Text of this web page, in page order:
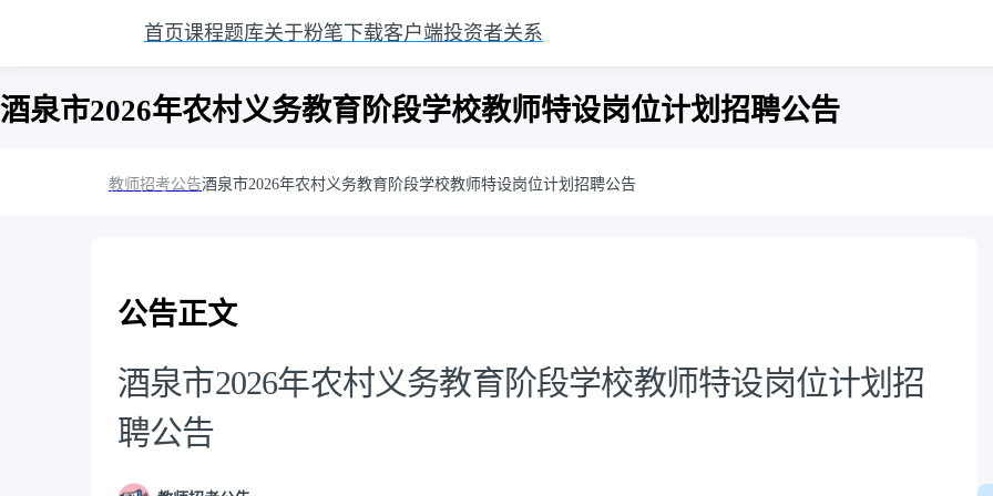
首页课程题库关于粉笔 下载客户端投资者关系
酒泉市2026年农村义务教育阶段学校教师特设岗位计划招聘公告
教师招考公告酒泉市2026年农村义务教育阶段学校教师特设岗位计划招聘公告
公告正文
酒泉市2026年农村义务教育阶段学校教师特设岗位计划招
聘公告